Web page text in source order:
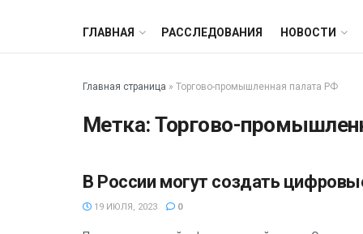
ГЛАВНАЯ РАССЛЕДОВАНИЯ НОВОСТИ
Главная страница » Торгово-промышленная палата РФ
Метка:Торгово-
ЭКОНОМИКА
В России могут создать
19 ИЮЛЯ, 2023 0